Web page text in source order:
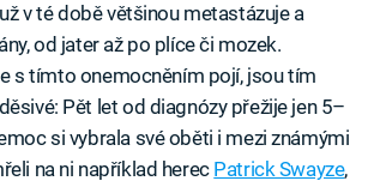
v té době většinou metastázuje a
od jater až po plíce či mozek.
s tímto onemocněním pojí, jsou tím
Pět let od diagnózy přežije jen 5–
si vybrala své oběti i mezi známými
na ni například herec Patrick Swayze,